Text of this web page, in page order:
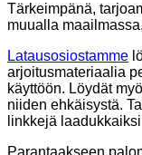
Tärkeimpänä,
muualla
Latausosiostamme
arjoitusmateriaalia
käyttöön. Löydät
niiden ehkäisystä.
linkkejä